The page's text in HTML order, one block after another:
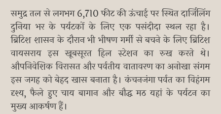
समुद्र तल से लगभग 6,710 फीट की ऊंचाई पर स्थित दार्जिलिंग
दुनिया भर के पर्यटकों के लिए एक पसंदीदा स्थल रहा है।
ब्रिटिश शासन के दौरान भी भीषण गर्मी से बचने के लिए ब्रिटिश
वायसराय इस खूबसूरत हिल स्टेशन का रुख करते थे।
औपनिवेशिक विरासत और पर्वतीय वातावरण का अनोखा संगम
इस जगह को बेहद खास बनाता है। कंचनजंगा पर्वत का विहंगम
दृश्य, फैले हुए चाय बागान और बौद्ध मठ यहां के पर्यटन का
मुख्य आकर्षण हैं।